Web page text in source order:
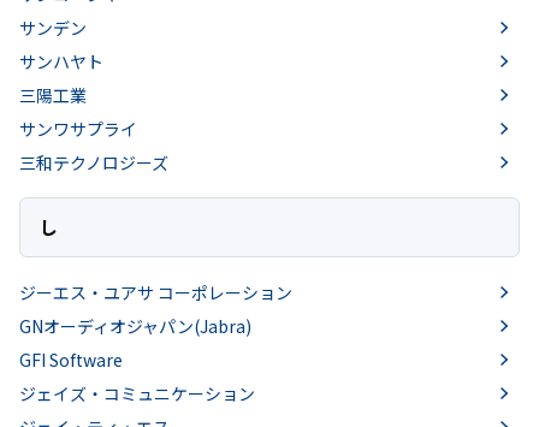
サンデン
サンハヤト
三陽工業
サンワサプライ
三和テクノロジーズ
し
ジーエス・ユアサ コーポレーション
GNオーディオジャパン(Jabra)
GFI Software
ジェイズ・コミュニケーション